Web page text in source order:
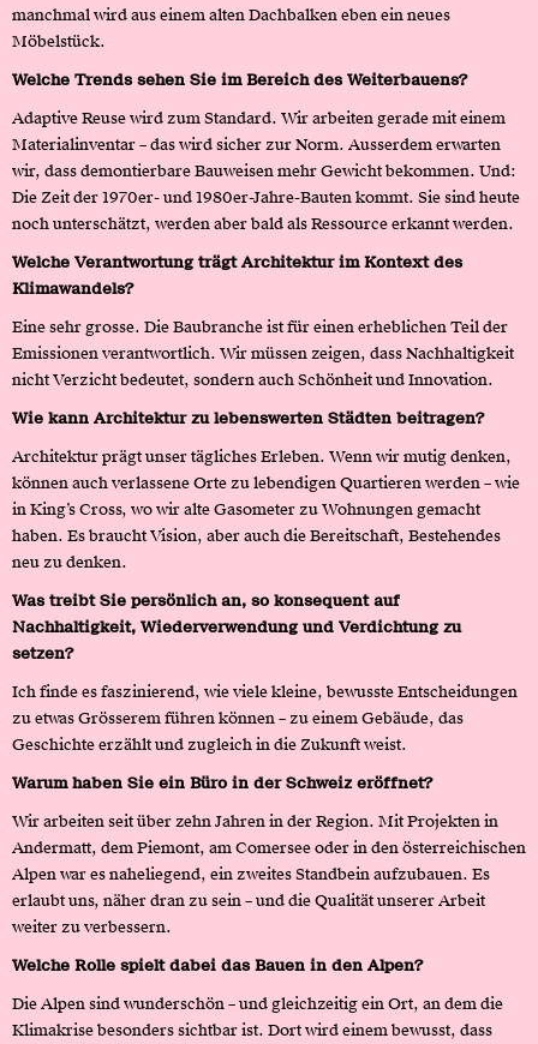
manchmal wird aus einem alten Dachbalken eben ein neues
Möbelstück.
Welche Trends sehen Sie im Bereich des Weiterbauens?
Adaptive Reuse wird zum Standard. Wir arbeiten gerade mit einem
Materialinventar – das wird sicher zur Norm. Ausserdem erwarten
wir, dass demontierbare Bauweisen mehr Gewicht bekommen. Und:
Die Zeit der 1970er- und 1980er-Jahre-Bauten kommt. Sie sind heute
noch unterschätzt, werden aber bald als Ressource erkannt werden.
Welche Verantwortung trägt Architektur im Kontext des
Klimawandels?
Eine sehr grosse. Die Baubranche ist für einen erheblichen Teil der
Emissionen verantwortlich. Wir müssen zeigen, dass Nachhaltigkeit
nicht Verzicht bedeutet, sondern auch Schönheit und Innovation.
Wie kann Architektur zu lebenswerten Städten beitragen?
Architektur prägt unser tägliches Erleben. Wenn wir mutig denken,
können auch verlassene Orte zu lebendigen Quartieren werden – wie
in King’s Cross, wo wir alte Gasometer zu Wohnungen gemacht
haben. Es braucht Vision, aber auch die Bereitschaft, Bestehendes
neu zu denken.
Was treibt Sie persönlich an, so konsequent auf
Nachhaltigkeit, Wiederverwendung und Verdichtung zu
setzen?
Ich finde es faszinierend, wie viele kleine, bewusste Entscheidungen
zu etwas Grösserem führen können – zu einem Gebäude, das
Geschichte erzählt und zugleich in die Zukunft weist.
Warum haben Sie ein Büro in der Schweiz eröffnet?
Wir arbeiten seit über zehn Jahren in der Region. Mit Projekten in
Andermatt, dem Piemont, am Comersee oder in den österreichischen
Alpen war es naheliegend, ein zweites Standbein aufzubauen. Es
erlaubt uns, näher dran zu sein – und die Qualität unserer Arbeit
weiter zu verbessern.
Welche Rolle spielt dabei das Bauen in den Alpen?
Die Alpen sind wunderschön – und gleichzeitig ein Ort, an dem die
Klimakrise besonders sichtbar ist. Dort wird einem bewusst, dass